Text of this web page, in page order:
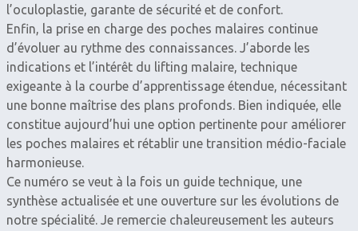
l’oculoplastie, garante de sécurité et de confort.
Enfin, la prise en charge des poches malaires continue
d’évoluer au rythme des connaissances. J’aborde les
indications et l’intérêt du lifting malaire, technique
exigeante à la courbe d’apprentissage étendue, nécessitant
une bonne maîtrise des plans profonds. Bien indiquée, elle
constitue aujourd’hui une option pertinente pour améliorer
les poches malaires et rétablir une transition médio-faciale
harmonieuse.
Ce numéro se veut à la fois un guide technique, une
synthèse actualisée et une ouverture sur les évolutions de
notre spécialité. Je remercie chaleureusement les auteurs